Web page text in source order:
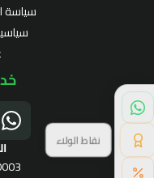
سياسة
نقاط الولاء